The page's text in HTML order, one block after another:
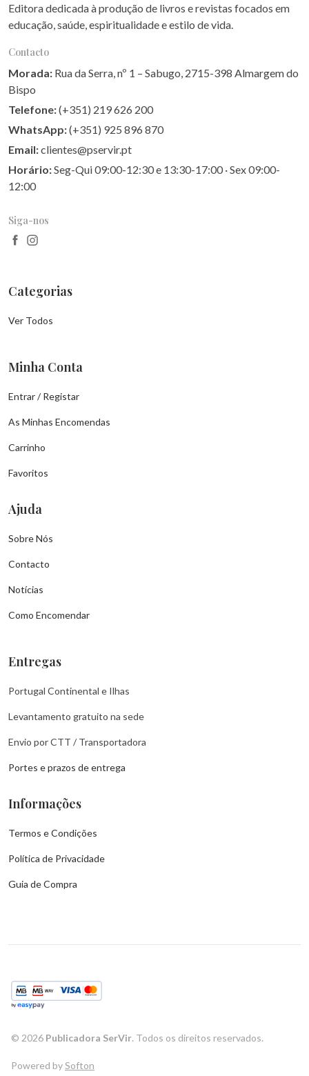
Editora dedicada à produção de livros e revistas focados em
educação, saúde, espiritualidade e estilo de vida.
Contacto
Morada: Rua da Serra, nº 1 – Sabugo, 2715-398 Almargem do
Bispo
Telefone:(+351) 219 626 200
WhatsApp:(+351) 925 896 870
Email:clientes@pservir.pt
Horário:Seg-Qui 09:00-12:30 e 13:30-17:00 · Sex 09:00-
12:00
Siga-nos
Categorias
Ver Todos
Minha Conta
Entrar / Registar
As Minhas Encomendas
Carrinho
Favoritos
Ajuda
Sobre Nós
Contacto
Notícias
Como Encomendar
Entregas
Portugal Continental e Ilhas
Levantamento gratuito na sede
Envio por CTT / Transportadora
Portes e prazos de entrega
Informações
Termos e Condições
Política de Privacidade
Guia de Compra
© 2026 Publicadora SerVir. Todos os direitos reservados.
Powered bySofton